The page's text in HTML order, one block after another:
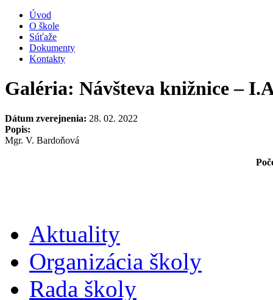
Úvod
O škole
Súťaže
Dokumenty
Kontakty
Galéria: Návšteva knižnice –
Dátum zverejnenia: 28. 02. 2022
Popis:
Mgr. V. Bardoňová
Aktuality
Organizácia školy
Rada školy